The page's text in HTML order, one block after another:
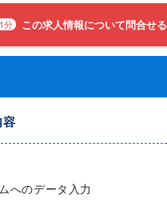
分 この求人情報について問合せる
へのデータ入力